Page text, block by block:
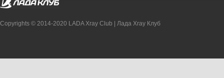
Copyrights © 2014-2020 LADA Xray Club | Лада Xray Клуб